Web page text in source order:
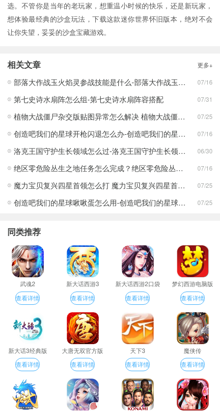
选。不管你是当年的老玩家，想重温小时候的快乐，还是新玩家，
想体验最经典的沙盒玩法，下载这款迷你世界怀旧版本，绝对不会
让你失望，妥妥的沙盒宝藏游戏。
相关文章 更多+
部落大作战玉火焰灵参战技能是什么-部落大作战玉火焰灵参战技能合集 07/16
第七史诗水扇阵怎么组-第七史诗水扇阵容搭配 07/31
植物大战僵尸杂交版贴图异常怎么解决 植物大战僵尸杂交版贴图异常教程 07/25
创造吧我们的星球开枪闪退怎么办-创造吧我们的星球开枪闪退合集 07/16
洛克王国守护生长领域怎么过-洛克王国守护生长领域通关攻略 06/30
绝区零危险丛生之地任务怎么完成？绝区零危险丛生之地任务完成攻略 07/16
魔力宝贝复兴四星首领怎么打 魔力宝贝复兴四星首领打法合集 07/25
创造吧我们的星球啾啾蛋怎么用-创造吧我们的星球啾啾蛋使用攻略 07/25
同类推荐
武魂2
查看详情
新大话西游3
查看详情
新大话西游2口袋
版
查看详情
梦幻西游电脑版
查看详情
新大话3经典版
查看详情
大唐无双官方版
查看详情
天下3
查看详情
魔侠传
查看详情